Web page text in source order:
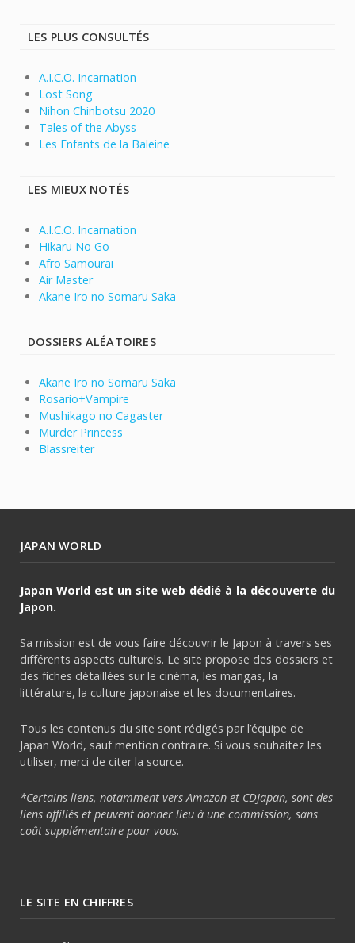
LES PLUS CONSULTÉS
A.I.C.O. Incarnation
Lost Song
Nihon Chinbotsu 2020
Tales of the Abyss
Les Enfants de la Baleine
LES MIEUX NOTÉS
A.I.C.O. Incarnation
Hikaru No Go
Afro Samourai
Air Master
Akane Iro no Somaru Saka
DOSSIERS ALÉATOIRES
Akane Iro no Somaru Saka
Rosario+Vampire
Mushikago no Cagaster
Murder Princess
Blassreiter
JAPAN WORLD
Japan World est un site web dédié à la découverte du
Japon.
Sa mission est de vous faire découvrir le Japon à travers ses
différents aspects culturels. Le site propose des dossiers et
des fiches détaillées sur le cinéma, les mangas, la
littérature, la culture japonaise et les documentaires.
Tous les contenus du site sont rédigés par l’équipe de
Japan World, sauf mention contraire. Si vous souhaitez les
utiliser, merci de citer la source.
*Certains liens, notamment vers Amazon et CDJapan, sont des
liens affiliés et peuvent donner lieu à une commission, sans
coût supplémentaire pour vous.
LE SITE EN CHIFFRES